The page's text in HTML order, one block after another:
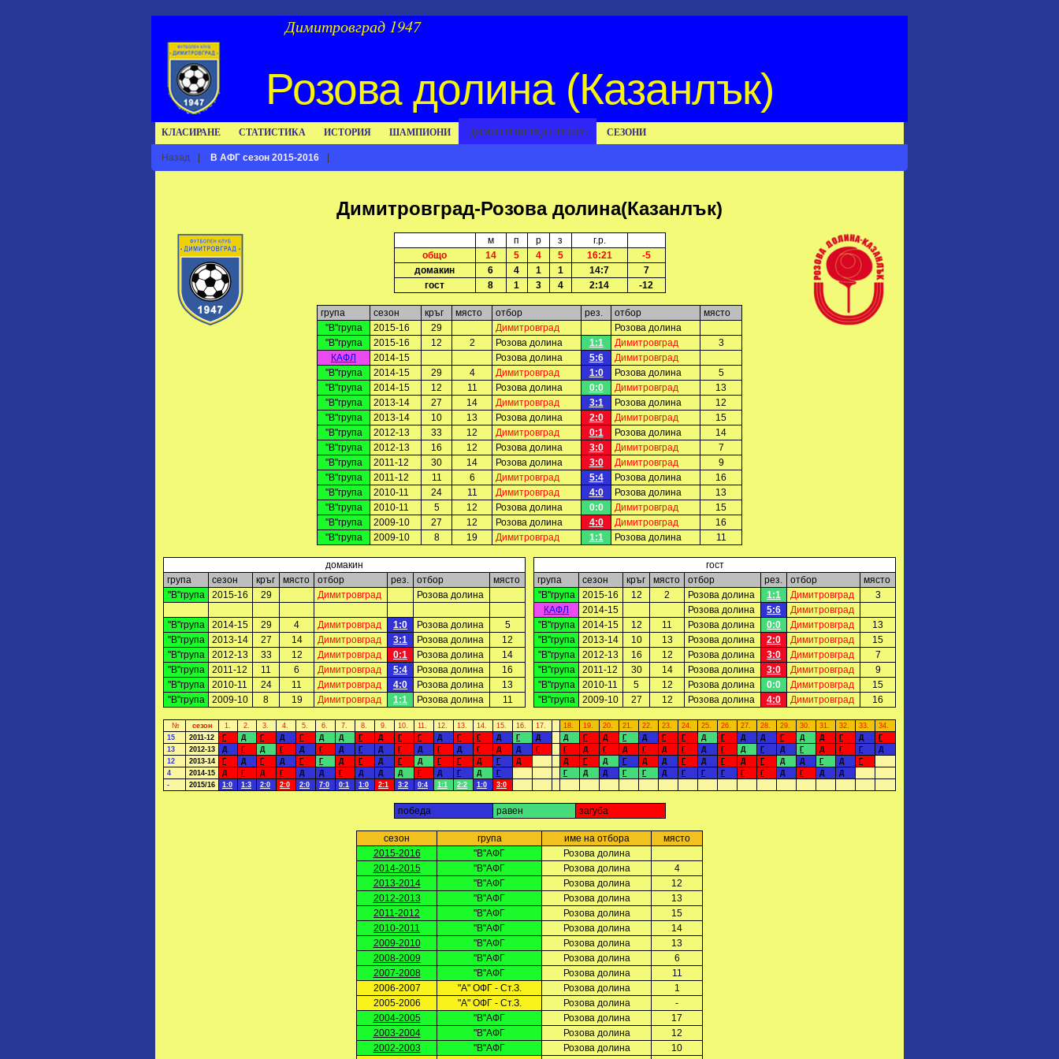
Димитровград 1947
Розова долина (Казанлък)
КЛАСИРАНЕ СТАТИСТИКА ИСТОРИЯ ШАМПИОНИ ДИМИТРОВГРАД СРЕЩУ:
Назад В АФГ сезон 2015-2016
СЕЗОНИ
Димитровград-Розова долина(Казанлък)
м п р з
г.р.
общо
14 5 4 5 16:21
-5
домакин
6 4 1 1 14:7
7
гост
8 1 3 4 2:14 -12
група сезон кръг място отбор рез. отбор
място
"В"група
2015-16 29 Димитровград
Розова долина
"В"група
2015-16 12 2 Розова долина 1:1 Димитровград
3
КАФЛ
2014-15 Розова долина 5:6
Димитровград
"В"група
2014-15 29 4 Димитровград 1:0 Розова долина
5
"В"група
2014-15 12 11 Розова долина 0:0 Димитровград
13
"В"група
2013-14 27 14 Димитровград 3:1 Розова долина
12
"В"група
2013-14 10 13 Розова долина 2:0 Димитровград
15
"В"група
2012-13 33 12 Димитровград 0:1 Розова долина
14
"В"група
2012-13 16 12 Розова долина 3:0 Димитровград
7
"В"група
2011-12 30 14 Розова долина 3:0 Димитровград
9
"В"група
2011-12 11 6 Димитровград 5:4 Розова долина
16
"В"група
2010-11 24 11 Димитровград 4:0 Розова долина
13
"В"група
2010-11 5 12 Розова долина 0:0 Димитровград
15
"В"група
2009-10 27 12 Розова долина 4:0 Димитровград
16
"В"група
2009-10 8 19 Димитровград 1:1 Розова долина 11
домакин
група
сезон кръг място отбор рез. отбор
място
"В"група
2015-16 29 Димитровград Розова долина
"В"група 2014-15 29 4 Димитровград 1:0 Розова долина
5
"В"група
2013-14 27 14 Димитровград 3:1 Розова долина
12
"В"група
2012-13 33 12 Димитровград 0:1 Розова долина
14
"В"група
2011-12 11 6 Димитровград 5:4 Розова долина
16
"В"група
2010-11 24 11 Димитровград 4:0 Розова долина
13
"В"група
2009-10 8 19 Димитровград 1:1 Розова долина 11
гост
група
сезон кръг място отбор рез. отбор
място
"В"група
2015-16 12 2 Розова долина 1:1 Димитровград
3
КАФЛ
2014-15 Розова долина 5:6
Димитровград
"В"група
2014-15 12 11 Розова долина 0:0 Димитровград
13
"В"група
2013-14 10 13 Розова долина 2:0 Димитровград
15
"В"група
2012-13 16 12 Розова долина 3:0 Димитровград
7
"В"група
2011-12 30 14 Розова долина 3:0 Димитровград
9
"В"група
2010-11 5 12 Розова долина 0:0 Димитровград
15
"В"група
2009-10 27 12 Розова долина 4:0 Димитровград 16
№ сезон 1. 2. 3. 4. 5. 6. 7. 8. 9. 10. 11. 12. 13. 14. 15. 16. 17. 18. 19. 20. 21. 22. 23. 24. 25. 26. 27. 28. 29. 30. 31. 32. 33.
34.
15
2011-12 Г Д Г Д Г Д Д Г Д Г Г Д Г Г Д Г Д Д Г Д Г Д Г Г Д Г Д Д Г Д Д Г Д
Г
13
2012-13 Д Г Д Г Д Г Д Г Д Г Д Г Д Г Д Д Г Г Д Г Д Г Д Г Д Г Д Г Д Г Д Г Г
Д
12
2013-14 Г Д Г Д Г Г Д Г Д Г Д Г Г Д Г Д Д Г Д Г Д Д Г Д Г Д Г Д Д Г Д
Г
4
2014-15 Д Г Д Г Д Д Г Д Д Д Г Д Г Д Г Г Д Д Г Г Д Г Г Г Г Г Д Г Д
Д
-
2015/16 1:0 1:3 2:0 2:0 2:0 7:0 0:1 1:0 2:1 3:2 0:4 1:1 2:2 1:0 3:0
победа равен загуба
сезон група име на отбора
място
2015-2016
"В"АФГ
Розова долина
2014-2015
"В"АФГ Розова долина
4
2013-2014
"В"АФГ Розова долина
12
2012-2013
"В"АФГ Розова долина
13
2011-2012
"В"АФГ Розова долина
15
2010-2011
"В"АФГ Розова долина
14
2009-2010
"В"АФГ Розова долина
13
2008-2009
"В"АФГ Розова долина
6
2007-2008
"В"АФГ Розова долина
11
2006-2007
"А" ОФГ - Ст.З. Розова долина
1
2005-2006
"А" ОФГ - Ст.З. Розова долина
-
2004-2005
"В"АФГ Розова долина
17
2003-2004
"В"АФГ Розова долина
12
2002-2003
"В"АФГ Розова долина
10